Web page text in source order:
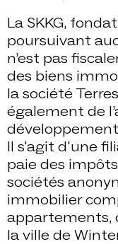
La SKKG,
poursuivant
n’est pas
des biens
la société
également de
Il s'agit d'une
paie des
sociétés
immobilier
appartements,
la ville de